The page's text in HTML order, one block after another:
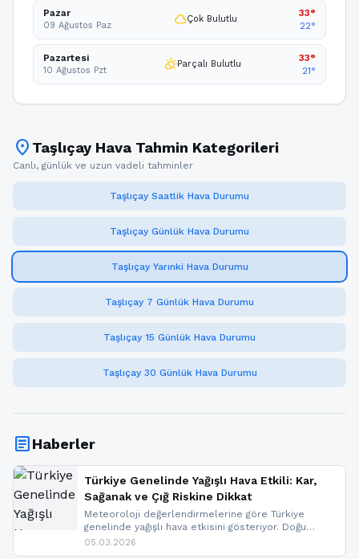
Pazar
09 Ağustos Paz cloudÇok Bulutlu
33°
22°
Pazartesi
10 Ağustos Pzt partly_cloudy_dayParçalı Bulutlu
33°
21°
location_on Taşlıçay Hava Tahmin Kategorileri
Canlı, günlük ve uzun vadeli tahminler
Taşlıçay Saatlik Hava Durumu
Taşlıçay Günlük Hava Durumu
Taşlıçay Yarınki Hava Durumu
Taşlıçay 7 Günlük Hava Durumu
Taşlıçay 15 Günlük Hava Durumu
Taşlıçay 30 Günlük Hava Durumu
articleHaberler
Türkiye Genelinde Yağışlı Hava Etkili: Kar,
Sağanak ve Çığ Riskine Dikkat
Meteoroloji değerlendirmelerine göre Türkiye
genelinde yağışlı hava etkisini gösteriyor. Doğu
bölgelerinde kar yağışı beklenirken Marmara ve
05.03.2026